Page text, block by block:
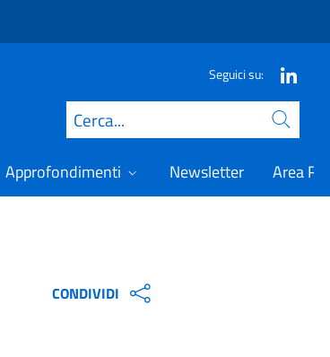
Seguici su:
Cerca
Approfondimenti Newsletter Area
CONDIVIDI